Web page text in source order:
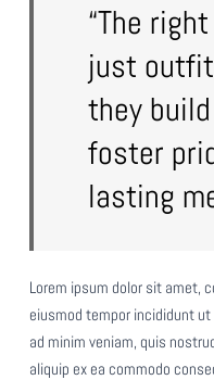
“The
just
they
foster
lasting
Lorem ipsum dolor sit amet,
eiusmod tempor incididunt
ad minim veniam, quis
aliquip ex ea commodo